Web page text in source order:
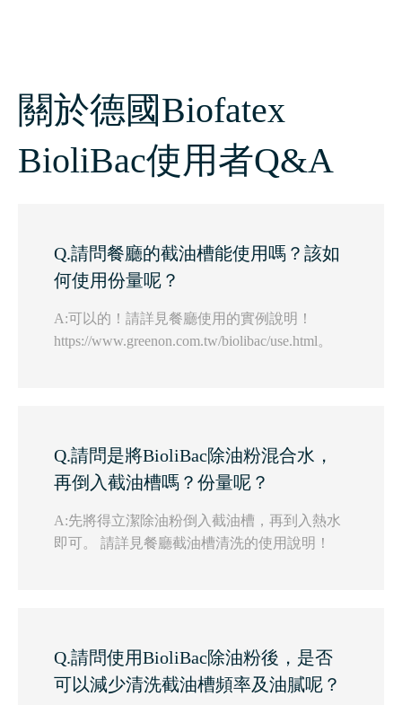
關於德國Biofatex
BioliBac使用者Q&A
Q.請問餐廳的截油槽能使用嗎？該如
何使用份量呢？
A:可以的！請詳見餐廳使用的實例說明！
https://www.greenon.com.tw/biolibac/use.html。
Q.請問是將BioliBac除油粉混合水，
再倒入截油槽嗎？份量呢？
A:先將得立潔除油粉倒入截油槽，再到入熱水
即可。 請詳見餐廳截油槽清洗的使用說明！
Q.請問使用BioliBac除油粉後，是否
可以減少清洗截油槽頻率及油膩呢？